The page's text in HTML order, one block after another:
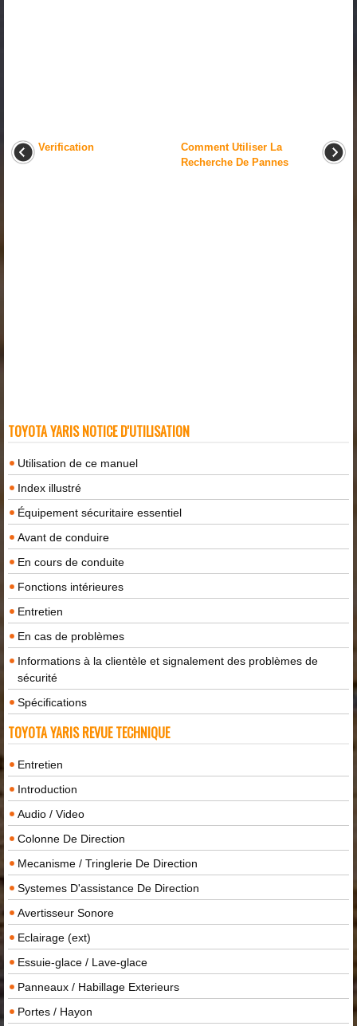
Verification
Comment Utiliser La
Recherche De Pannes
TOYOTA YARIS NOTICE D'UTILISATION
Utilisation de ce manuel
Index illustré
Équipement sécuritaire essentiel
Avant de conduire
En cours de conduite
Fonctions intérieures
Entretien
En cas de problèmes
Informations à la clientèle et signalement des problèmes de
sécurité
Spécifications
TOYOTA YARIS REVUE TECHNIQUE
Entretien
Introduction
Audio / Video
Colonne De Direction
Mecanisme / Tringlerie De Direction
Systemes D'assistance De Direction
Avertisseur Sonore
Eclairage (ext)
Essuie-glace / Lave-glace
Panneaux / Habillage Exterieurs
Portes / Hayon